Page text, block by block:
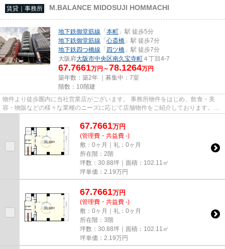
賃貸｜事務所 M.BALANCE MIDOSUJI HOMMACHI
地下鉄御堂筋線 「本町 」駅 徒歩5分
地下鉄御堂筋線 「心斎橋 」駅 徒歩7分
地下鉄四つ橋線 「四ツ橋 」駅 徒歩7分
大阪府大阪市中央区南久宝寺町 ４丁目4-7
67.7661万円～78.1264万円
築年数：築2年 ｜募集中： 7室
階数：10階建
物件より徒歩圏内に当社営業店がございます。 事務所物件をはじめ、飲食・美
容・物販などの様々な業種のニーズに応じて店舗物件をご紹介しております。
尚、弊社ではおとり広告は一切...
67.7661万円
(管理費・共益費 -)
敷：0ヶ月｜礼：0ヶ月
所在階：2階
坪数：30.88坪｜面積：102.11㎡
坪単価： 2.19万円
67.7661万円
(管理費・共益費 -)
敷：0ヶ月｜礼：0ヶ月
所在階：3階
坪数：30.88坪｜面積：102.11㎡
坪単価： 2.19万円